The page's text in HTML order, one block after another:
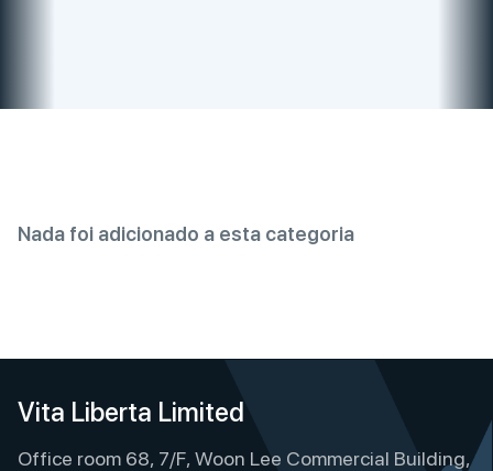
Nada foi adicionado a esta categoria
Vita Liberta Limited
Office room 68, 7/F, Woon Lee Commercial Building,